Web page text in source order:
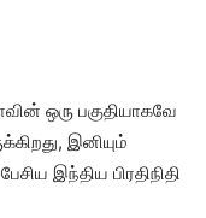
ஒரு பகுதியாகவே
இனியும்
இந்திய பிரதிநிதி